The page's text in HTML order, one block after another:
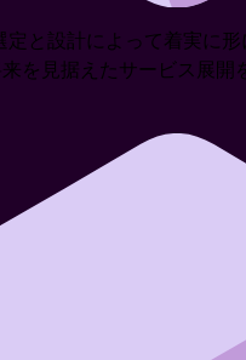
と設計によって着実に
を見据えたサービス展開